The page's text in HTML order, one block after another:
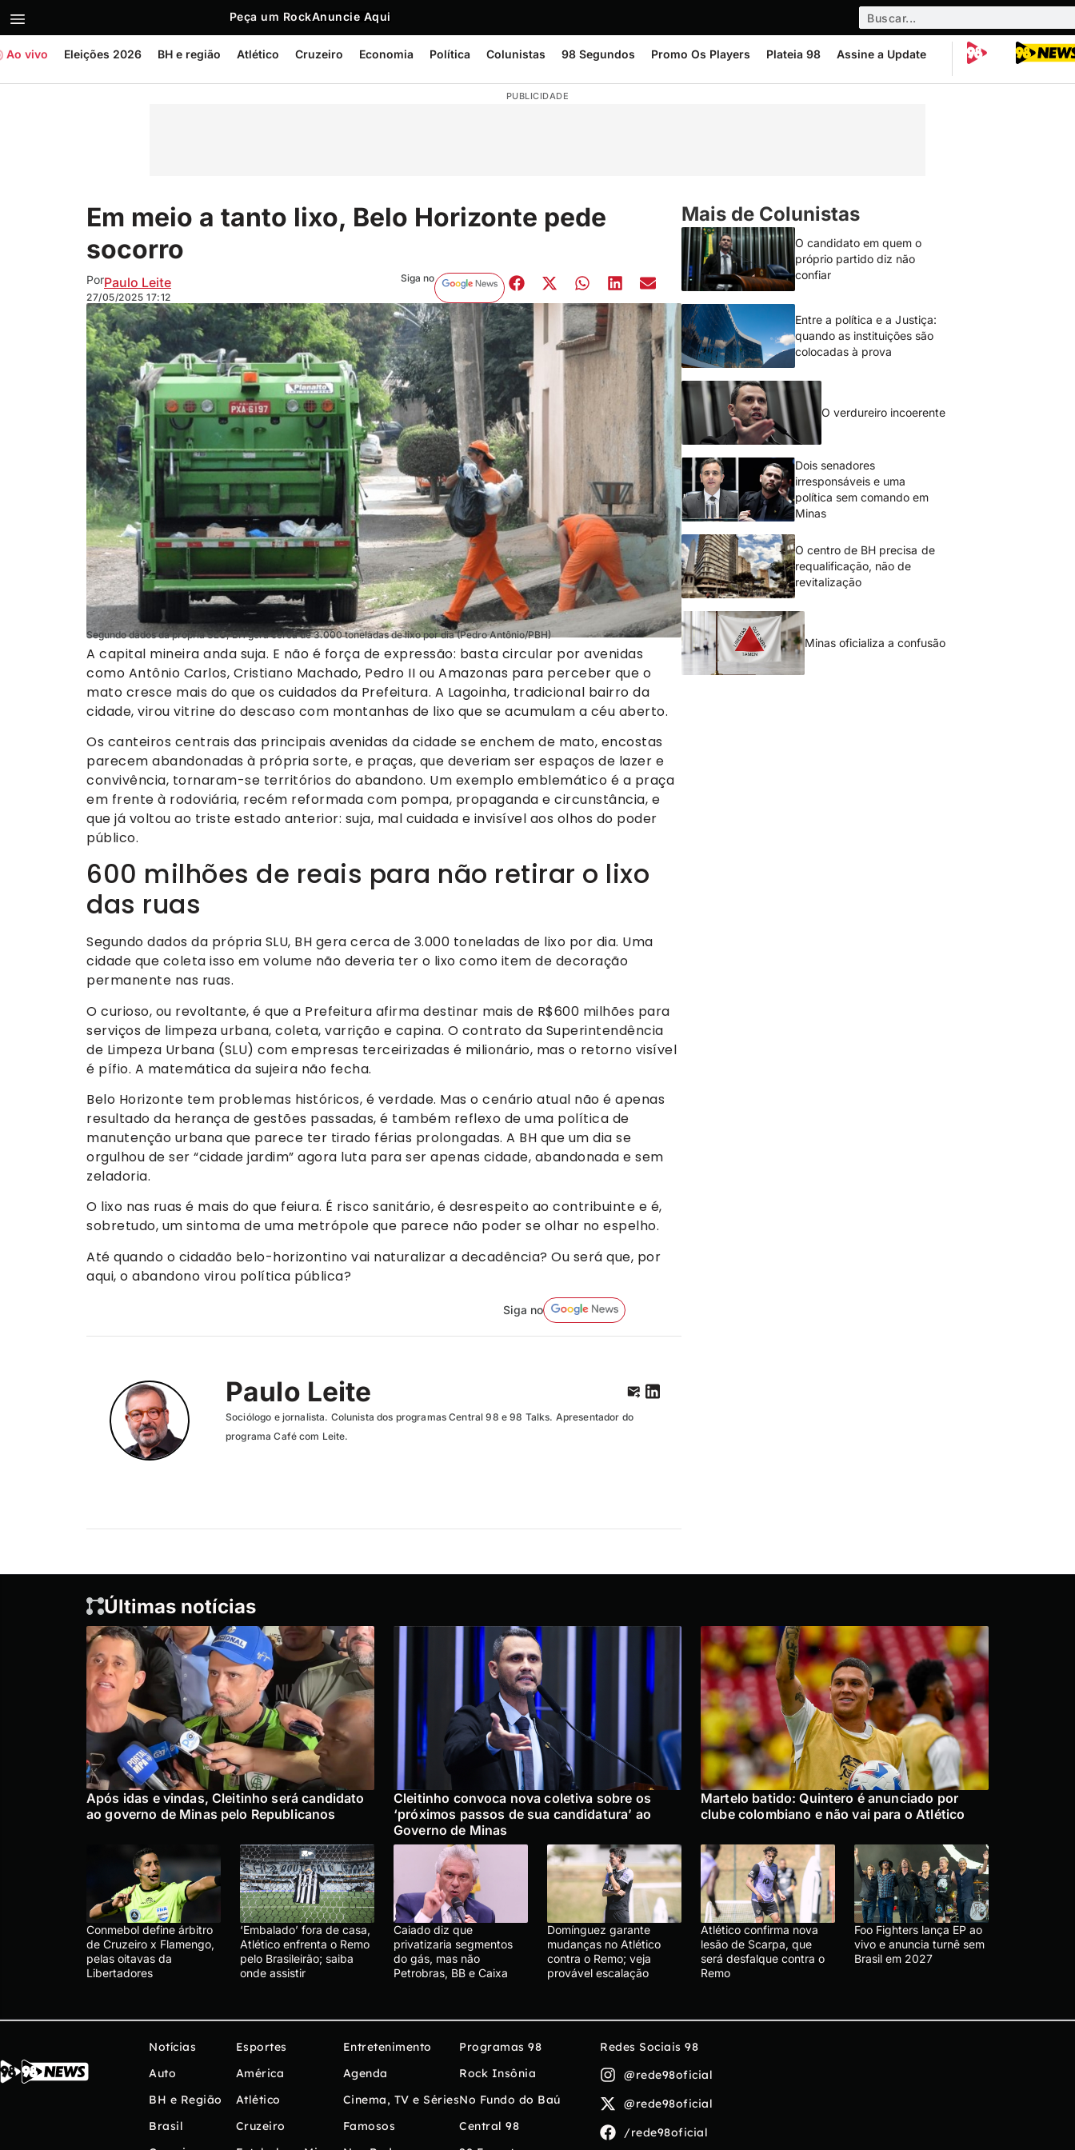
Peça um RockAnuncie Aqui
Ao vivo Eleições 2026 BH e região Atlético Cruzeiro Economia Política Colunistas 98 Segundos Promo Os Players Plateia 98 Assine a Update
PUBLICIDADE
Em meio a tanto lixo, Belo Horizonte pede
socorro
PorPaulo Leite
27/05/2025 17:12
Siga no
Segundo dados da própria SLU, BH gera cerca de 3.000 toneladas de lixo por dia (Pedro Antônio/PBH)
A capital mineira anda suja. E não é força de expressão: basta circular por avenidas
como Antônio Carlos, Cristiano Machado, Pedro II ou Amazonas para perceber que o
mato cresce mais do que os cuidados da Prefeitura. A Lagoinha, tradicional bairro da
cidade, virou vitrine do descaso com montanhas de lixo que se acumulam a céu aberto.
Os canteiros centrais das principais avenidas da cidade se enchem de mato, encostas
parecem abandonadas à própria sorte, e praças, que deveriam ser espaços de lazer e
convivência, tornaram-se territórios do abandono. Um exemplo emblemático é a praça
em frente à rodoviária, recém reformada com pompa, propaganda e circunstância, e
que já voltou ao triste estado anterior: suja, mal cuidada e invisível aos olhos do poder
público.
600 milhões de reais para não retirar o lixo
das ruas
Segundo dados da própria SLU, BH gera cerca de 3.000 toneladas de lixo por dia. Uma
cidade que coleta isso em volume não deveria ter o lixo como item de decoração
permanente nas ruas.
O curioso, ou revoltante, é que a Prefeitura afirma destinar mais de R$600 milhões para
serviços de limpeza urbana, coleta, varrição e capina. O contrato da Superintendência
de Limpeza Urbana (SLU) com empresas terceirizadas é milionário, mas o retorno visível
é pífio. A matemática da sujeira não fecha.
Belo Horizonte tem problemas históricos, é verdade. Mas o cenário atual não é apenas
resultado da herança de gestões passadas, é também reflexo de uma política de
manutenção urbana que parece ter tirado férias prolongadas. A BH que um dia se
orgulhou de ser “cidade jardim” agora luta para ser apenas cidade, abandonada e sem
zeladoria.
O lixo nas ruas é mais do que feiura. É risco sanitário, é desrespeito ao contribuinte e é,
sobretudo, um sintoma de uma metrópole que parece não poder se olhar no espelho.
Até quando o cidadão belo-horizontino vai naturalizar a decadência? Ou será que, por
aqui, o abandono virou política pública?
Siga no
Paulo Leite
Sociólogo e jornalista. Colunista dos programas Central 98 e 98 Talks. Apresentador do
programa Café com Leite.
Mais de Colunistas
O candidato em quem o
próprio partido diz não
confiar
Entre a política e a Justiça:
quando as instituições são
colocadas à prova
O verdureiro incoerente
Dois senadores
irresponsáveis e uma
política sem comando em
Minas
O centro de BH precisa de
requalificação, não de
revitalização
Minas oficializa a confusão
Últimas notícias
Após idas e vindas, Cleitinho será candidato
ao governo de Minas pelo Republicanos
Cleitinho convoca nova coletiva sobre os
‘próximos passos de sua candidatura’ ao
Governo de Minas
Martelo batido: Quintero é anunciado por
clube colombiano e não vai para o Atlético
Conmebol define árbitro
de Cruzeiro x Flamengo,
pelas oitavas da
Libertadores
‘Embalado’ fora de casa,
Atlético enfrenta o Remo
pelo Brasileirão; saiba
onde assistir
Caiado diz que
privatizaria segmentos
do gás, mas não
Petrobras, BB e Caixa
Domínguez garante
mudanças no Atlético
contra o Remo; veja
provável escalação
Atlético confirma nova
lesão de Scarpa, que
será desfalque contra o
Remo
Foo Fighters lança EP ao
vivo e anuncia turnê sem
Brasil em 2027
Notícias
Auto
BH e Região
Brasil
Esportes
América
Atlético
Cruzeiro
Entretenimento
Agenda
Cinema, TV e Séries
Famosos
Programas 98
Rock Insônia
No Fundo do Baú
Central 98
Redes Sociais 98
@rede98oficial
@rede98oficial
/rede98oficial